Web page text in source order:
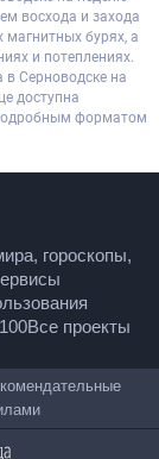
восхода и захода
магнитных бурях, а
и потеплениях.
в Серноводске на
доступна
форматом
и мира,
сервисы
Топ-100
сПравилами